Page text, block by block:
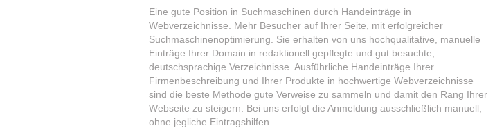
Eine gute Position in Suchmaschinen durch Handeinträge in
Webverzeichnisse. Mehr Besucher auf Ihrer Seite, mit erfolgreicher
Suchmaschinenoptimierung. Sie erhalten von uns hochqualitative, manuelle
Einträge Ihrer Domain in redaktionell gepflegte und gut besuchte,
deutschsprachige Verzeichnisse. Ausführliche Handeinträge Ihrer
Firmenbeschreibung und Ihrer Produkte in hochwertige Webverzeichnisse
sind die beste Methode gute Verweise zu sammeln und damit den Rang Ihrer
Webseite zu steigern. Bei uns erfolgt die Anmeldung ausschließlich manuell,
ohne jegliche Eintragshilfen.